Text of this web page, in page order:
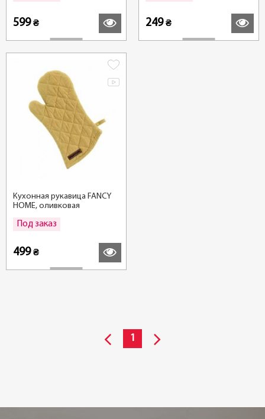
599₴ 249₴
Кухонная рукавица FANCY
HOME, оливковая
Под заказ
499₴
1